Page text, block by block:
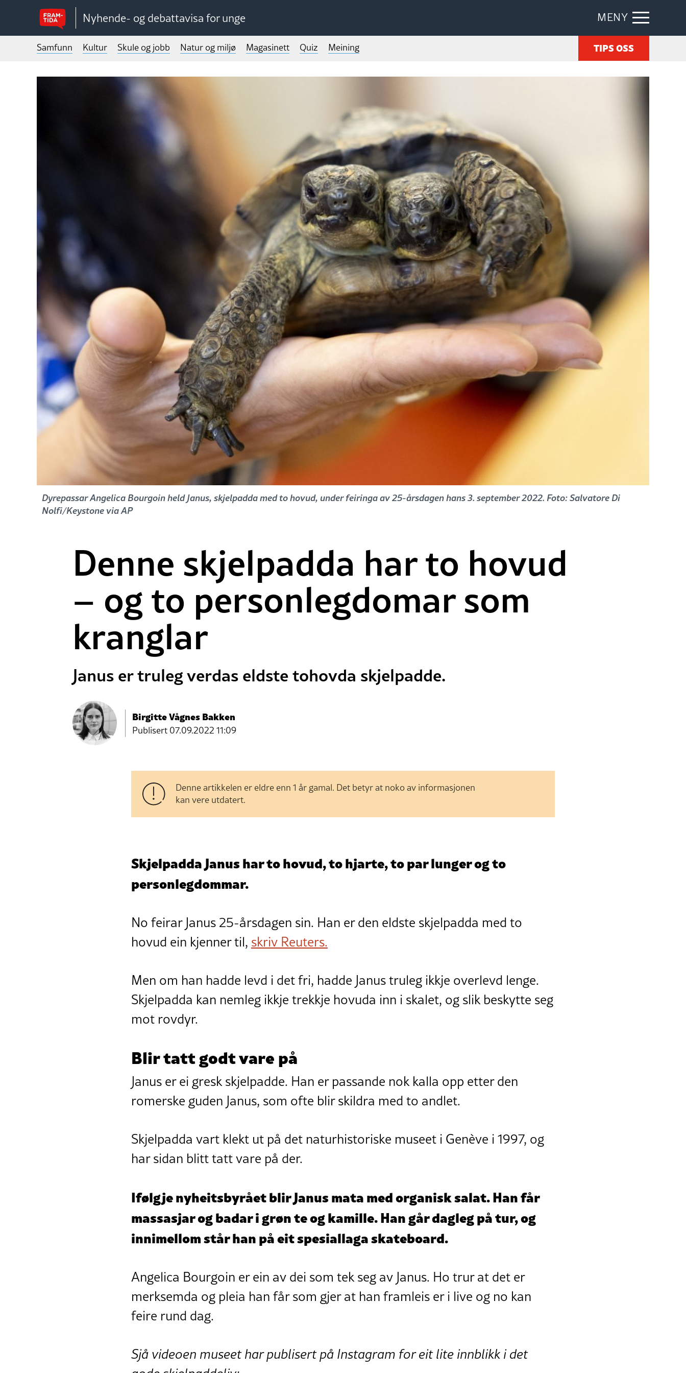
Nyhende- og debattavisa for unge MENY
Samfunn Kultur Skule og jobb Natur og miljø Magasinett Quiz Meining TIPS OSS
Dyrepassar Angelica Bourgoin held Janus, skjelpadda med to hovud, under feiringa av 25-årsdagen hans 3. september 2022. Foto: Salvatore Di
Nolfi/Keystone via AP
Denne skjelpadda har to hovud
– og to personlegdomar som
kranglar
Janus er truleg verdas eldste tohovda skjelpadde.
Birgitte Vågnes Bakken
Publisert 07.09.2022 11:09
Denne artikkelen er eldre enn 1 år gamal. Det betyr at noko av informasjonen
kan vere utdatert.
Skjelpadda Janus har to hovud, to hjarte, to par lunger og to
personlegdommar.
No feirar Janus 25-årsdagen sin. Han er den eldste skjelpadda med to
hovud ein kjenner til, skriv Reuters.
Men om han hadde levd i det fri, hadde Janus truleg ikkje overlevd lenge.
Skjelpadda kan nemleg ikkje trekkje hovuda inn i skalet, og slik beskytte seg
mot rovdyr.
Blir tatt godt vare på
Janus er ei gresk skjelpadde. Han er passande nok kalla opp etter den
romerske guden Janus, som ofte blir skildra med to andlet.
Skjelpadda vart klekt ut på det naturhistoriske museet i Genève i 1997, og
har sidan blitt tatt vare på der.
Ifølgje nyheitsbyrået blir Janus mata med organisk salat. Han får
massasjar og badar i grøn te og kamille. Han går dagleg på tur, og
innimellom står han på eit spesiallaga skateboard.
Angelica Bourgoin er ein av dei som tek seg av Janus. Ho trur at det er
merksemda og pleia han får som gjer at han framleis er i live og no kan
feire rund dag.
Sjå videoen museet har publisert på Instagram for eit lite innblikk i det